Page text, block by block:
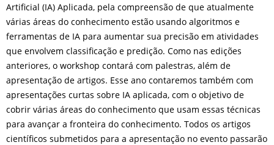
Artificial (IA) Aplicada, pela compreensão de que atualmente
várias áreas do conhecimento estão usando algoritmos e
ferramentas de IA para aumentar sua precisão em atividades
que envolvem classificação e predição. Como nas edições
anteriores, o workshop contará com palestras, além de
apresentação de artigos. Esse ano contaremos também com
apresentações curtas sobre IA aplicada, com o objetivo de
cobrir várias áreas do conhecimento que usam essas técnicas
para avançar a fronteira do conhecimento. Todos os artigos
científicos submetidos para a apresentação no evento passarão